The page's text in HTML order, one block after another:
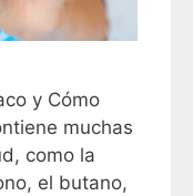
y Cómo
muchas
como la
el butano,